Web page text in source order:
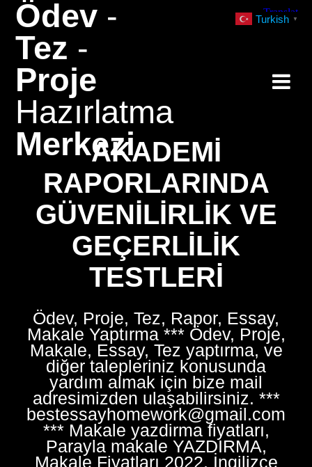
Ödev -
Tez -
Proje
Hazırlatma
MerkeziAKADEMI
RAPORLARINDA
GÜVENILIRLIK VE
GEÇERLILIK
TESTLERI
Ödev, Proje, Tez, Rapor, Essay,
Makale Yaptırma *** Ödev, Proje,
Makale, Essay, Tez yaptırma, ve
diğer talepleriniz konusunda
yardım almak için bize mail
adresimizden ulaşabilirsiniz. ***
bestessayhomework@gmail.com
*** Makale yazdirma fiyatları,
Parayla makale YAZDIRMA,
Makale Fiyatları 2022, İngilizce
Turkish ▼